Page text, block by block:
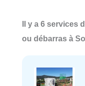
Il y a 6 services
ou débarras à